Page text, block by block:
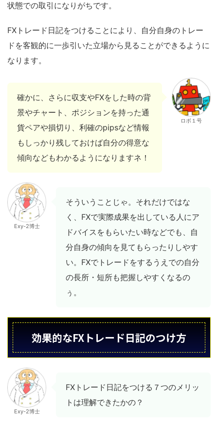
状態での取引になりがちです。
FXトレード日記をつけることにより、自分自身のトレー
ドを客観的に一歩引いた立場から見ることができるように
なります。
確かに、さらに収支やFXをした時の背
景やチャート、ポジションを持った通
貨ペアや損切り、利確のpipsなど情報
もしっかり残しておけば自分の得意な
傾向などもわかるようになりますネ！
ロボ１号
Exy-2博士
そういうことじゃ。それだけではな
く、FXで実際成果を出している人にア
ドバイスをもらいたい時などでも、自
分自身の傾向を見てもらったりしやす
い。FXでトレードをするうえでの自分
の長所・短所も把握しやすくなるの
ぅ。
効果的なFXトレード日記のつけ方
Exy-2博士
FXトレード日記をつける７つのメリッ
トは理解できたかの？